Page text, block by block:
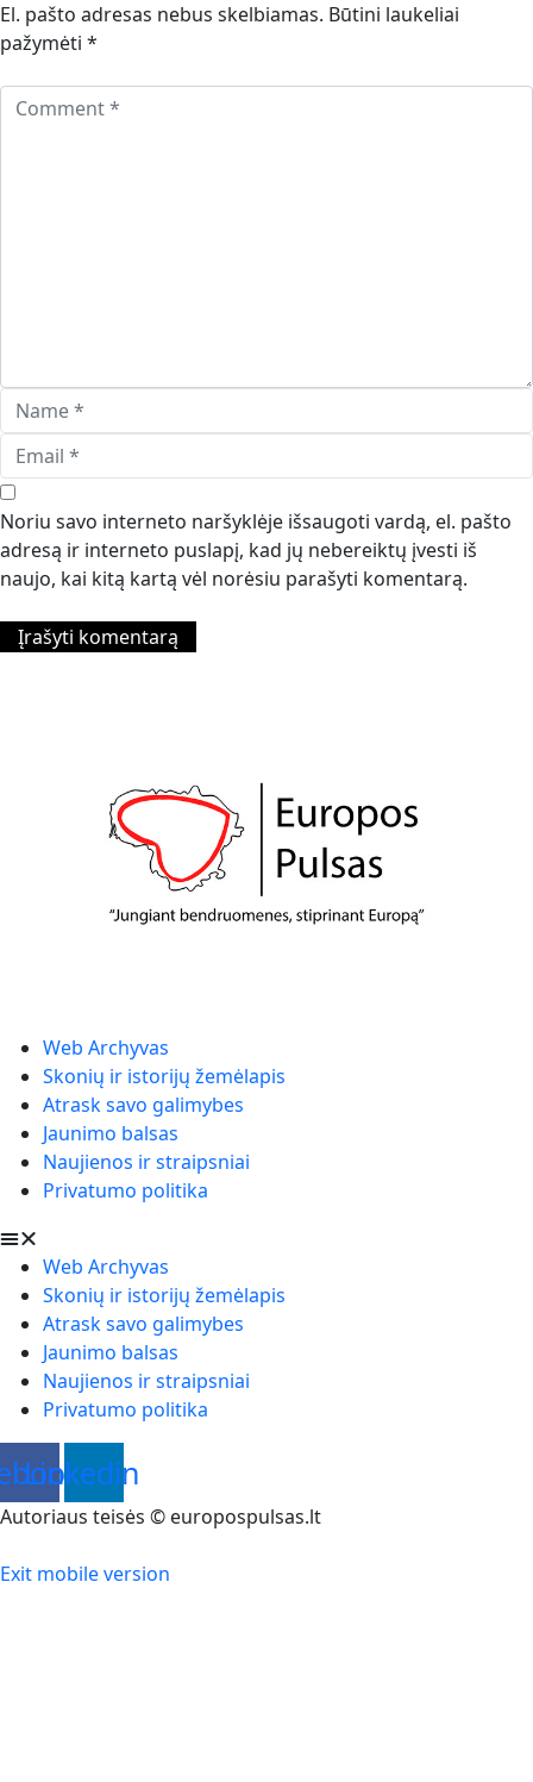
El. pašto adresas nebus skelbiamas. Būtini laukeliai
pažymėti *
Noriu savo interneto naršyklėje išsaugoti vardą, el. pašto
adresą ir interneto puslapį, kad jų nebereiktų įvesti iš
naujo, kai kitą kartą vėl norėsiu parašyti komentarą.
Web Archyvas
Skonių ir istorijų žemėlapis
Atrask savo galimybes
Jaunimo balsas
Naujienos ir straipsniai
Privatumo politika
Web Archyvas
Skonių ir istorijų žemėlapis
Atrask savo galimybes
Jaunimo balsas
Naujienos ir straipsniai
Privatumo politika
Linkedin
Autoriaus teisės © europospulsas.lt
Exit mobile version